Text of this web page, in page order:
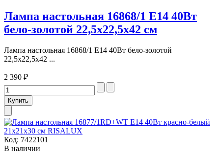
Лампа настольная 16868/1 E14 40Вт
бело-золотой 22,5х22,5х42 см
Лампа настольная 16868/1 E14 40Вт бело-золотой
22,5х22,5х42 ...
2 390 ₽
Код: 7422101
В наличии